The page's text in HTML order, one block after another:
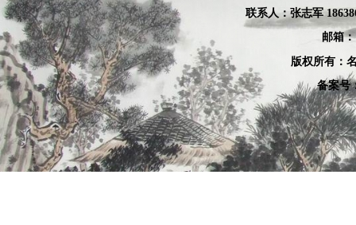
李强 曾国荣
房巍 陈濂波
联系人：张志军
邮箱：
版权所有：
备案号